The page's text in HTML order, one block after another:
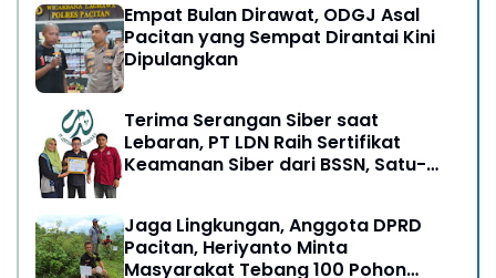
Empat Bulan Dirawat, ODGJ Asal
Pacitan yang Sempat Dirantai Kini
Dipulangkan
Terima Serangan Siber saat
Lebaran, PT LDN Raih Sertifikat
Keamanan Siber dari BSSN, Satu-
Jaga Lingkungan, Anggota DPRD
Pacitan, Heriyanto Minta
Masyarakat Tebang 100 Pohon